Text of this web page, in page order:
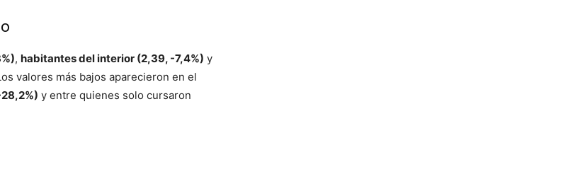
, habitantes del interior (2,39, -7,4%) y
valores más bajos aparecieron en el
y entre quienes solo cursaron